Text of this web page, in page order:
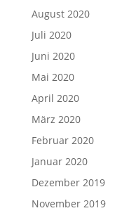
August 2020
Juli 2020
Juni 2020
Mai 2020
April 2020
März 2020
Februar 2020
Januar 2020
Dezember 2019
November 2019